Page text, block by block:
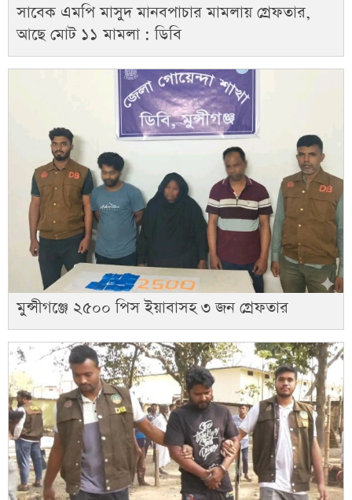
সাবেক এমপি মাসুদ মানবপাচার মামলায় গ্রেফতার,
আছে মোট ১১ মামলা : ডিবি
মুন্সীগঞ্জে ২৫০০ পিস ইয়াবাসহ ৩ জন গ্রেফতার